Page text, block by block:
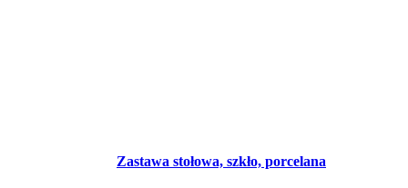
Zastawa stołowa, szkło, porcelana